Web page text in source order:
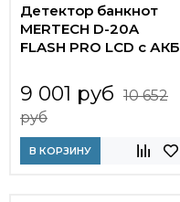
Детектор банкнот
MERTECH D-20A
FLASH PRO LСD с АКБ
9 001 руб 10 652
руб
В КОРЗИНУ